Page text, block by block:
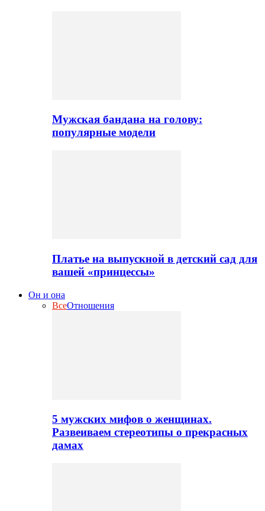
Мужская бандана на голову:
популярные модели
Платье на выпускной в детский сад для
вашей «принцессы»
Он и она
ВсеОтношения
5 мужских мифов о женщинах.
Развеиваем стереотипы о прекрасных
дамах